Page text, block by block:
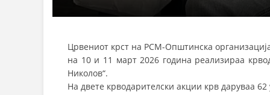
Црвениот крст на РСМ-Општинска
на 10 и 11 март 2026 година реализираа
Николов“.
На двете крводарителски акции крв даруваа